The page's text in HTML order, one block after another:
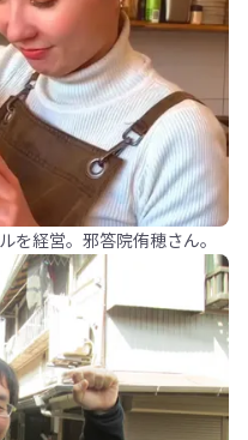
を経営。邪答院侑穂さん。